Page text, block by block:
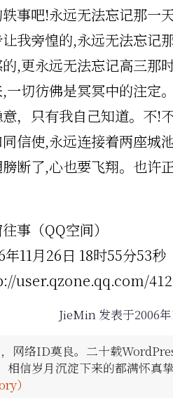
事吧!永远无法忘记那一
我旁惶的,永远无法忘记
,更永远无法忘记高三那
切彷佛是冥冥中的注定
，只有我自己知道。不!
信使,永远连接着两座城
断了,心也要飞翔。也许
事（QQ空间）
年11月26日 18时55分
user.qzone.qq.com/
JieMin 发表于2006
网络ID莫良。二十载
相信岁月沉淀下来的都满怀真
）